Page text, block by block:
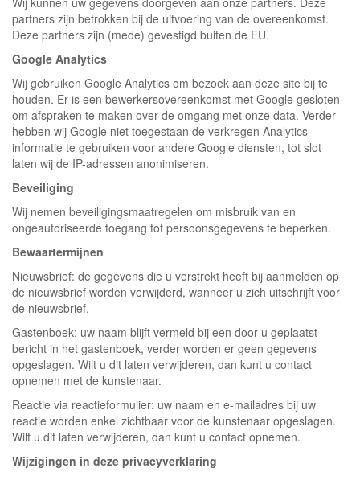
partners zijn betrokken bij de uitvoering van de overeenkomst.
Deze partners zijn (mede) gevestigd buiten de EU.
Google Analytics
Wij gebruiken Google Analytics om bezoek aan deze site bij te
houden. Er is een bewerkersovereenkomst met Google gesloten
om afspraken te maken over de omgang met onze data. Verder
hebben wij Google niet toegestaan de verkregen Analytics
informatie te gebruiken voor andere Google diensten, tot slot
laten wij de IP-adressen anonimiseren.
Beveiliging
Wij nemen beveiligingsmaatregelen om misbruik van en
ongeautoriseerde toegang tot persoonsgegevens te beperken.
Bewaartermijnen
Nieuwsbrief: de gegevens die u verstrekt heeft bij aanmelden op
de nieuwsbrief worden verwijderd, wanneer u zich uitschrijft voor
de nieuwsbrief.
Gastenboek: uw naam blijft vermeld bij een door u geplaatst
bericht in het gastenboek, verder worden er geen gegevens
opgeslagen. Wilt u dit laten verwijderen, dan kunt u contact
opnemen met de kunstenaar.
Reactie via reactieformulier: uw naam en e-mailadres bij uw
reactie worden enkel zichtbaar voor de kunstenaar opgeslagen.
Wilt u dit laten verwijderen, dan kunt u contact opnemen.
Wijzigingen in deze privacyverklaring